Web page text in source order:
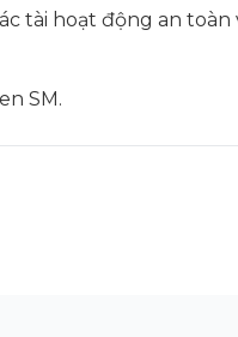
tài hoạt động an toàn
SM.